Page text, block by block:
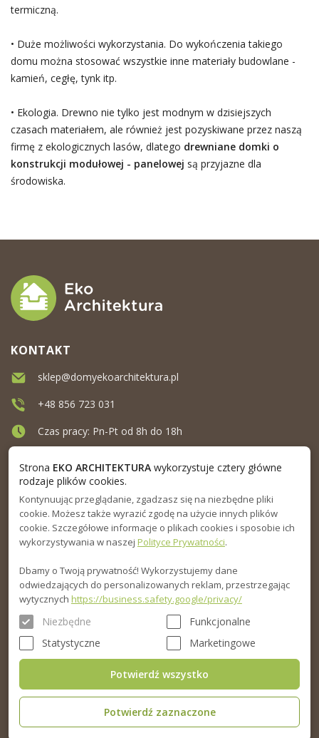
termiczną.
• Duże możliwości wykorzystania. Do wykończenia takiego
domu można stosować wszystkie inne materiały budowlane -
kamień, cegłę, tynk itp.
• Ekologia. Drewno nie tylko jest modnym w dzisiejszych
czasach materiałem, ale również jest pozyskiwane przez naszą
firmę z ekologicznych lasów, dlatego drewniane domki o
konstrukcji modułowej - panelowej są przyjazne dla
środowiska.
MENU
INFORMACJA
PORADNIK
KONTAKT
sklep@domyekoarchitektura.pl
+48 856 723 031
Czas pracy: Pn-Pt od 8h do 18h
© 2015-2026. Eko Architektura sp.z o.o. Wszelkie prawa zastrzeżone.
Strona EKO ARCHITEKTURAwykorzystuje cztery główne
rodzaje plików cookies.
Kontynuując przeglądanie, zgadzasz się na niezbędne pliki
cookie. Możesz także wyrazić zgodę na użycie innych plików
cookie. Szczegółowe informacje o plikach cookies i sposobie ich
wykorzystywania w naszej Polityce Prywatności.
Dbamy o Twoją prywatność! Wykorzystujemy dane
odwiedzających do personalizowanych reklam, przestrzegając
wytycznych https://business.safety.google/privacy/
Niezbędne
Funkcjonalne
Statystyczne
Marketingowe
Potwierdź zaznaczone
Potwierdź wszystko